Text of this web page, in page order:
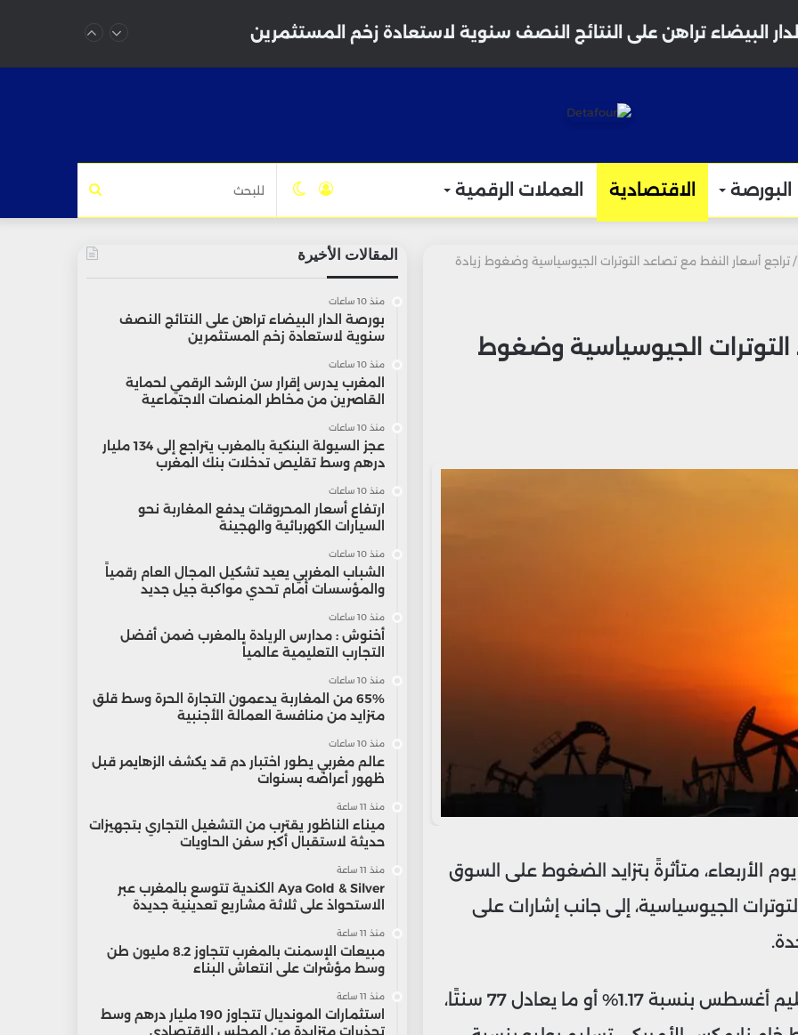
البيضاء تراهن على النتائج النصف سنوية لاستعادة زخم المستثمرين
البورصة الاقتصادية العملات الرقمية للبحث الوضعتسجيل
/ تراجع أسعار النفط مع تصاعد التوترات الجيوسياسية وضغوط زيادة
الجيوسياسية وضغوط
الأربعاء، متأثرةً بتزايد الضغوط على السوق
الجيوسياسية، إلى جانب إشارات على
فقد تراجعت العقود الآجلة لخام برنت تسليم أغسطس بنسبة 1.17% أو ما يعادل 77 سنتًا،
المقالات الأخيرة
منذ 10 ساعات
بورصة الدار البيضاء تراهن على النتائج النصف
سنوية لاستعادة زخم المستثمرين
منذ 10 ساعات
المغرب يدرس إقرار سن الرشد الرقمي لحماية
القاصرين من مخاطر المنصات الاجتماعية
منذ 10 ساعات
عجز السيولة البنكية بالمغرب يتراجع إلى 134 مليار
درهم وسط تقليص تدخلات بنك المغرب
منذ 10 ساعات
ارتفاع أسعار المحروقات يدفع المغاربة نحو
السيارات الكهربائية والهجينة
منذ 10 ساعات
الشباب المغربي يعيد تشكيل المجال العام رقمياً
والمؤسسات أمام تحدي مواكبة جيل جديد
منذ 10 ساعات
أخنوش : مدارس الريادة بالمغرب ضمن أفضل
التجارب التعليمية عالمياً
منذ 10 ساعات
65% من المغاربة يدعمون التجارة الحرة وسط قلق
متزايد من منافسة العمالة الأجنبية
منذ 10 ساعات
عالم مغربي يطور اختبار دم قد يكشف الزهايمر قبل
ظهور أعراضه بسنوات
منذ 11 ساعة
ميناء الناظور يقترب من التشغيل التجاري بتجهيزات
حديثة لاستقبال أكبر سفن الحاويات
منذ 11 ساعة
Aya Gold & Silver الكندية تتوسع بالمغرب عبر
الاستحواذ على ثلاثة مشاريع تعدينية جديدة
منذ 11 ساعة
مبيعات الإسمنت بالمغرب تتجاوز 8.2 مليون طن
وسط مؤشرات على انتعاش البناء
منذ 11 ساعة
استثمارات المونديال تتجاوز 190 مليار درهم وسط
تحذيرات متزايدة من المجلس الاقتصادي